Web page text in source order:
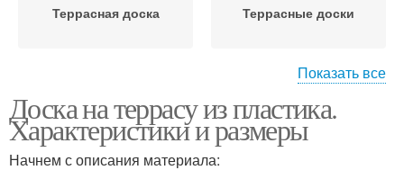
Террасная доска Террасные доски
Доска из массива Доска из древесины
Показать все
Доска на террасу из пластика.
Характеристики и размеры
Начнем с описания материала: